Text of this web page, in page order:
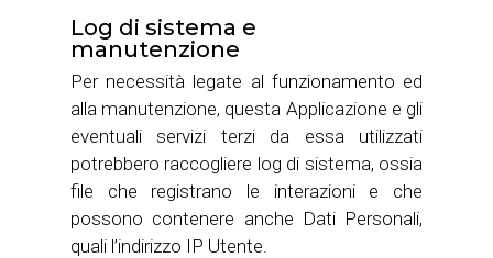
Log di sistema e
manutenzione
Per necessità legate al funzionamento ed
alla manutenzione, questa Applicazione e gli
eventuali servizi terzi da essa utilizzati
potrebbero raccogliere log di sistema, ossia
file che registrano le interazioni e che
possono contenere anche Dati Personali,
quali l’indirizzo IP Utente.